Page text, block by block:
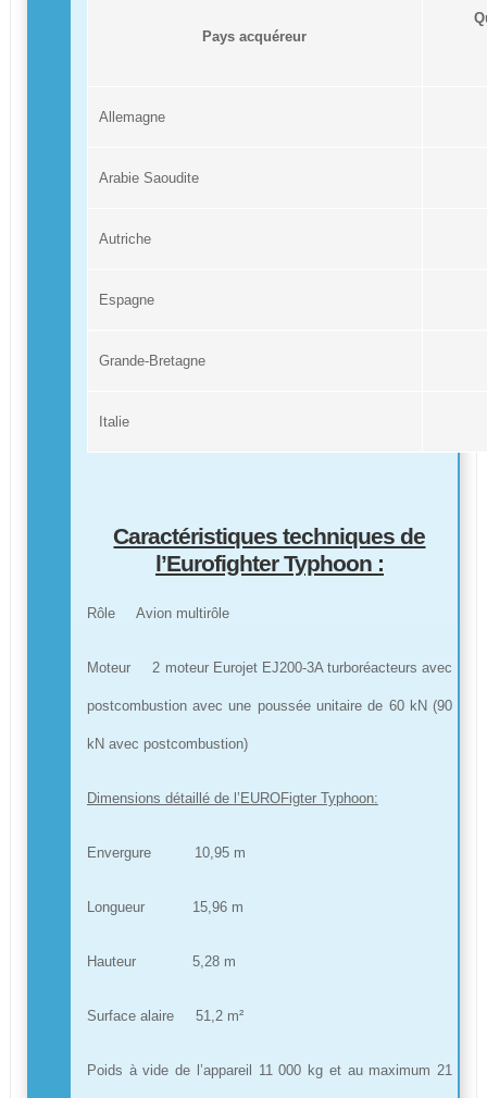
Pays acquéreur
Allemagne
Arabie Saoudite
Autriche
Espagne
Grande-Bretagne
Italie
Caractéristiques techniques de
l’Eurofighter Typhoon :
Rôle Avion multirôle
Moteur 2 moteur Eurojet EJ200-3A turboréacteurs avec
postcombustion avec une poussée unitaire de 60 kN (90
kN avec postcombustion)
Dimensions détaillé de l’EUROFigter Typhoon:
Envergure 10,95 m
Longueur 15,96 m
Hauteur 5,28 m
Surface alaire 51,2 m²
Poids à vide de l’appareil 11 000 kg et au maximum 21